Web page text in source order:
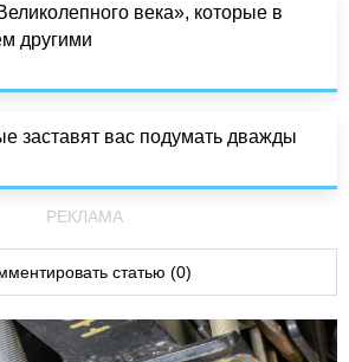
века», которые в
другими
заставят вас подумать дважды
РЕКЛАМА
статью (0)